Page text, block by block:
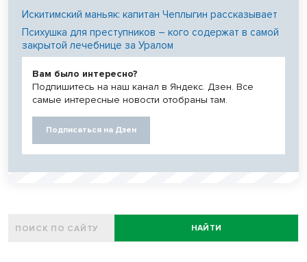
Искитимский маньяк: капитан Чеплыгин рассказывает
Психушка для преступников – кого содержат в самой
закрытой лечебнице за Уралом
Вам было интересно?
Подпишитесь на наш канал в Яндекс. Дзен. Все
самые интересные новости отобраны там.
Подписаться на Дзен
НАЙТИ